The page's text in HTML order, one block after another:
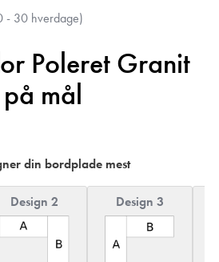
- 30 hverdage)
Poleret Granit
mål
din bordplade mest
Design 2 Design 3